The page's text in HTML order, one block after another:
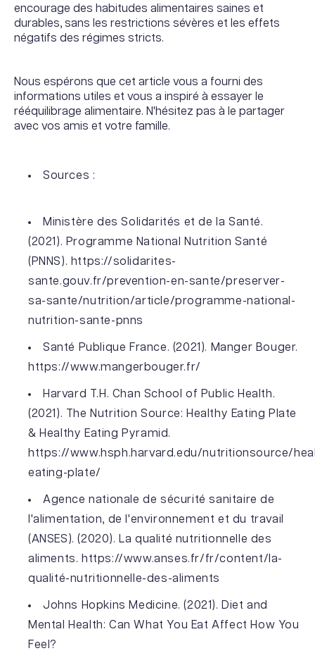
encourage des habitudes alimentaires saines et
durables, sans les restrictions sévères et les effets
négatifs des régimes stricts.
Nous espérons que cet article vous a fourni des
informations utiles et vous a inspiré à essayer le
rééquilibrage alimentaire. N'hésitez pas à le partager
avec vos amis et votre famille.
Sources :
Ministère des Solidarités et de la Santé.
(2021). Programme National Nutrition Santé
(PNNS). https://solidarites-
sante.gouv.fr/prevention-en-sante/preserver-
sa-sante/nutrition/article/programme-national-
nutrition-sante-pnns
Santé Publique France. (2021). Manger Bouger.
https://www.mangerbouger.fr/
Harvard T.H. Chan School of Public Health.
(2021). The Nutrition Source: Healthy Eating Plate
& Healthy Eating Pyramid.
https://www.hsph.harvard.edu/nutritionsource/
eating-plate/
Agence nationale de sécurité sanitaire de
l'alimentation, de l'environnement et du travail
(ANSES). (2020). La qualité nutritionnelle des
aliments. https://www.anses.fr/fr/content/la-
qualité-nutritionnelle-des-aliments
Johns Hopkins Medicine. (2021). Diet and
Mental Health: Can What You Eat Affect How You
Feel?